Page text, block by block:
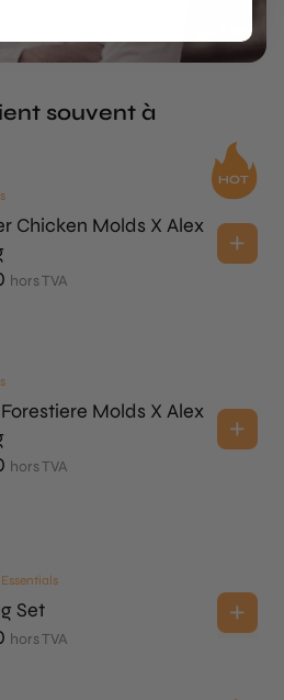
souvent à
Chicken Molds X Alex
hors TVA
Molds X Alex
hors TVA
Set
hors TVA